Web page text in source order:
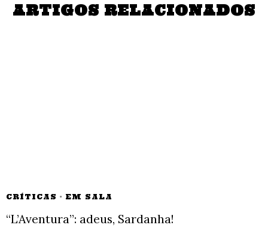
ARTIGOS RELACIONADOS
CRÍTICAS · EM SALA
“L’Aventura”: adeus, Sardanha!